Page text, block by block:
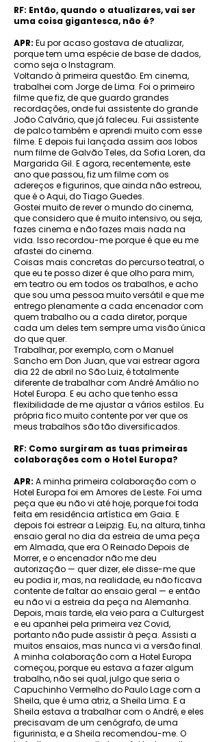
RF: Então, quando o atualizares, vai ser
uma coisa gigantesca, não é?
APR: Eu por acaso gostava de atualizar,
porque tem uma espécie de base de dados,
como seja o Instagram.
Voltando à primeira questão. Em cinema,
trabalhei com Jorge de Lima. Foi o primeiro
filme que fiz, de que guardo grandes
recordações, onde fui assistente do grande
João Calvário, que já faleceu. Fui assistente
de palco também e aprendi muito com esse
filme. E depois fui lançada assim aos lobos
num filme de Galvão Teles, da Sofia Loren, da
Margarida Gil. E agora, recentemente, este
ano que passou, fiz um filme com os
adereços e figurinos, que ainda não estreou,
que é o Aqui, do Tiago Guedes.
Gostei muito de rever o mundo do cinema,
que considero que é muito intensivo, ou seja,
fazes cinema e não fazes mais nada na
vida. Isso recordou-me porque é que eu me
afastei do cinema.
Coisas mais concretas do percurso teatral, o
que eu te posso dizer é que olho para mim,
em teatro ou em todos os trabalhos, e acho
que sou uma pessoa muito versátil e que me
entrego plenamente a cada encenador com
quem trabalho ou a cada diretor, porque
cada um deles tem sempre uma visão única
do que quer.
Trabalhar, por exemplo, com o Manuel
Sancho em Don Juan, que vai estrear agora
dia 22 de abril no São Luiz, é totalmente
diferente de trabalhar com André Amálio no
Hotel Europa. E eu acho que tenho essa
flexibilidade de me ajustar a vários estilos. Eu
própria fico muito contente por ver que os
meus trabalhos são tão diversificados.
RF: Como surgiram as tuas primeiras
colaborações com o Hotel Europa?
APR: A minha primeira colaboração com o
Hotel Europa foi em Amores de Leste. Foi uma
peça que eu não vi até hoje, porque foi toda
feita em residência artística em Gaia. E
depois foi estrear a Leipzig. Eu, na altura, tinha
ensaio geral no dia da estreia de uma peça
em Almada, que era O Reinado Depois de
Morrer, e o encenador não me deu
autorização — quer dizer, ele disse-me que
eu podia ir, mas, na realidade, eu não ficava
contente de faltar ao ensaio geral — e então
eu não vi a estreia da peça na Alemanha.
Depois, mais tarde, ela veio para a Culturgest
e eu apanhei pela primeira vez Covid,
portanto não pude assistir à peça. Assisti a
muitos ensaios, mas nunca vi a versão final.
A minha colaboração com a Hotel Europa
começou, porque eu estava a fazer algum
trabalho, não sei qual, julgo que seria o
Capuchinho Vermelho do Paulo Lage com a
Sheila, que é uma atriz, a Sheila Lima. E a
Sheila estava a trabalhar com o André, e eles
precisavam de um cenógrafo, de uma
figurinista, e a Sheila recomendou-me. O